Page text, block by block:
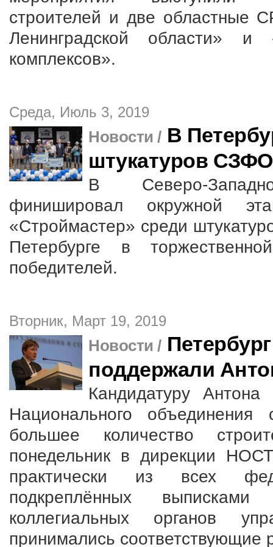
строителей и две областные
Ленинградской области» и
комплексов».
Среда, Июль 3, 2019
Новости / В
штукатуров СЗФО
В Северо-
финишировал окружной
«Строймастер» среди
Петербурге в
победителей.
Вторник, Март 19, 2019
Новости /
поддержали
Кандидатуру
Национального объединения
большее количество
понедельник в дирекции
практически из всех
подкреплённых
коллегиальных органов
принимались соответствующие